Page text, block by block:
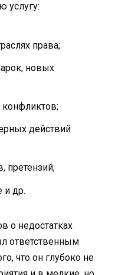
услугу:
права;
новых
действий
претензий;
и др.
о недостатках
ответственным
что он глубоко не